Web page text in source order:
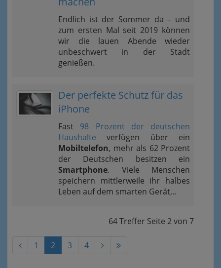
Endlich ist der Sommer da – und
zum ersten Mal seit 2019 können
wir die lauen Abende wieder
unbeschwert in der Stadt
genießen.
Der perfekte Schutz für das
iPhone
Fast 98 Prozent der deutschen
Haushalte verfügen über ein
Mobiltelefon, mehr als 62 Prozent
der Deutschen besitzen ein
Smartphone. Viele Menschen
speichern mittlerweile ihr halbes
Leben auf dem smarten Gerät,..
64 Treffer Seite 2von 7
1 2 3 4